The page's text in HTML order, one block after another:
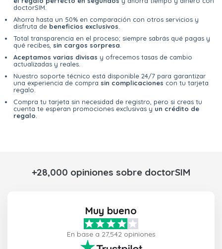
doctorSIM.
Ahorra hasta un 50% en comparación con otros servicios y
disfruta de beneficios exclusivos
Total transparencia en el proceso; siempre sabrás qué pagas y
qué recibes, sin cargos sorpresa
Aceptamos varias divisas y ofrecemos tasas de cambio
actualizadas y reales.
Nuestro soporte técnico está disponible 24/7 para garantizar
una experiencia de compra sin complicaciones con tu tarjeta
regalo.
Compra tu tarjeta sin necesidad de registro, pero si creas tu
cuenta te esperan promociones exclusivas y un crédito de
regalo
+28,000 opiniones sobre doctorSIM
Muy bueno
En base a 27,542 opiniones